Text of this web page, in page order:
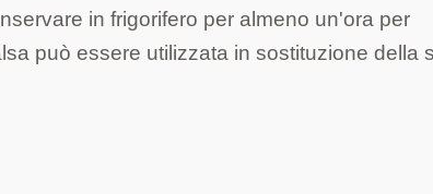
in frigorifero per almeno un'ora per
può essere utilizzata in sostituzione della